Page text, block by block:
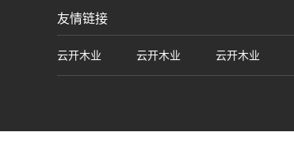
友情链接
云开木业 云开木业 云开木业